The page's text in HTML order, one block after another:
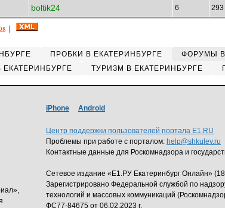
boltik24 6 293
ПРОБКИ В ЕКАТЕРИНБУРГЕ ФОРУМЫ В
ТУРИЗМ В ЕКАТЕРИНБУРГЕ
iPhone Android
Центр поддержки пользователей портала E1.RU
Проблемы при работе с порталом: help@shkulev.ru
Контактные данные для Роскомнадзора и
Сетевое издание «Е1.РУ Екатеринбург Онлайн»
Зарегистрировано Федеральной службой по
технологий и массовых коммуникаций
ФС77-84675 от 06.02.2023 г.